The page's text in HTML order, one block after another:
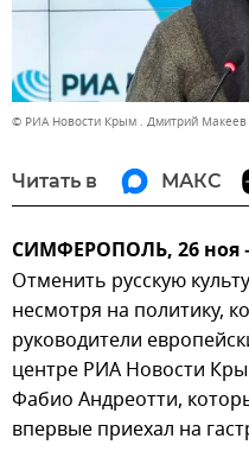
© РИА Новости Крым . Дмитрий Макеев
Читать в МАКС
СИМФЕРОПОЛЬ, 26 ноя
Отменить русскую
несмотря на политику,
руководители
центре РИА Новости
Фабио Андреотти,
впервые приехал на